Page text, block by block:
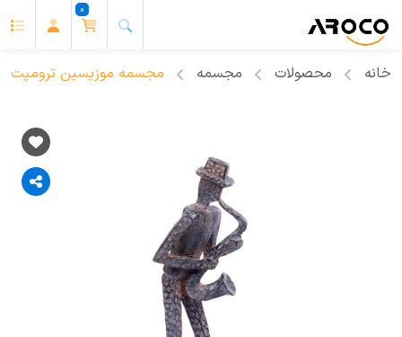
0
خانه محصولات مجسمه مجسمه موزیسین ترومپت